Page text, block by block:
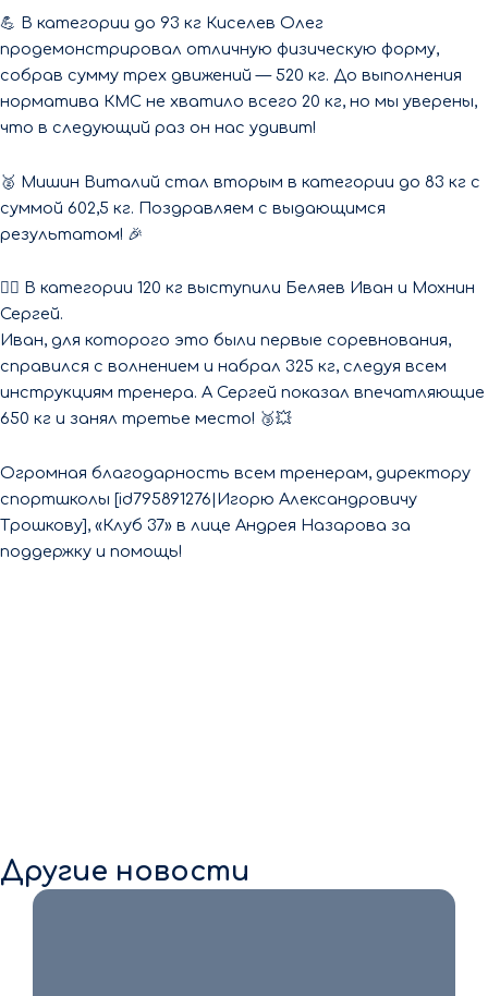
💪 В категории до 93 кг Киселев Олег
продемонстрировал отличную физическую форму,
собрав сумму трех движений — 520 кг. До выполнения
норматива КМС не хватило всего 20 кг, но мы уверены,
что в следующий раз он нас удивит!
🥈 Мишин Виталий стал вторым в категории до 83 кг с
суммой 602,5 кг. Поздравляем с выдающимся
результатом! 🎉
🏋️‍♂️ В категории 120 кг выступили Беляев Иван и Мохнин
Сергей.
Иван, для которого это были первые соревнования,
справился с волнением и набрал 325 кг, следуя всем
инструкциям тренера. А Сергей показал впечатляющие
650 кг и занял третье место! 🥉💥
Огромная благодарность всем тренерам, директору
спортшколы [id795891276|Игорю Александровичу
Трошкову], «Клуб 37» в лице Андрея Назарова за
поддержку и помощь!
Другие новости